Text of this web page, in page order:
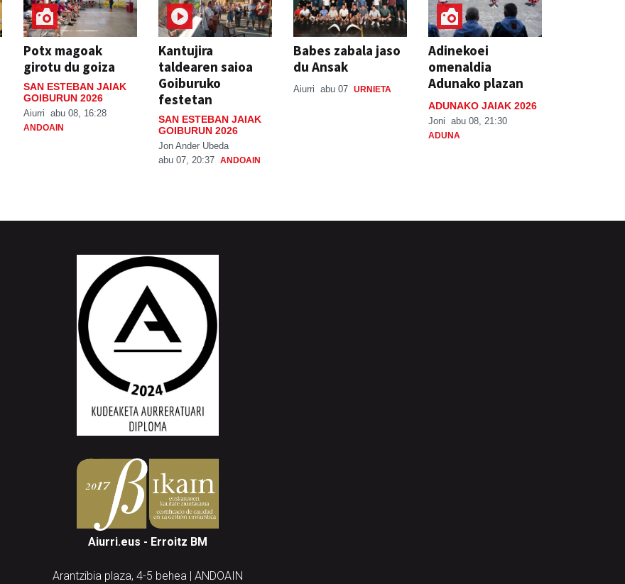
Potx magoak
girotu du goiza
SAN ESTEBAN JAIAK
GOIBURUN 2026
Aiurri abu 08, 16:28
ANDOAIN
Kantujira
taldearen saioa
Goiburuko
festetan
SAN ESTEBAN JAIAK
GOIBURUN 2026
Jon Ander Ubeda
abu 07, 20:37 ANDOAIN
Babes zabala jaso
du Ansak
Aiurri abu 07 URNIETA
Adinekoei
omenaldia
Adunako plazan
ADUNAKO JAIAK 2026
Joni abu 08, 21:30
ADUNA
Aiurri.eus - Erroitz BM
Arantzibia plaza, 4-5 behea | ANDOAIN